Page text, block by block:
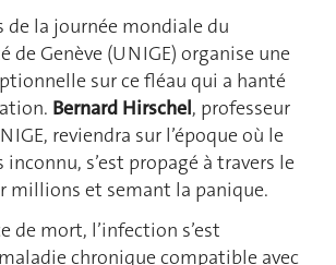
de la journée mondiale du
de Genève (UNIGE) organise une
sur ce fléau qui a hanté
Bernard Hirschel, professeur
reviendra sur l’époque où le
inconnu, s’est propagé à travers le
millions et semant la panique.
de mort, l’infection s’est
chronique compatible avec